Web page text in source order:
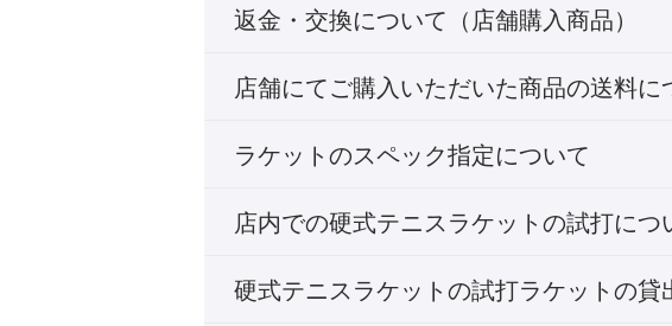
返金・交換について（店舗購入商品）
店舗にてご購入いただいた商品の送料に
ラケットのスペック指定について
店内での硬式テニスラケットの試打につ
硬式テニスラケットの試打ラケットの貸